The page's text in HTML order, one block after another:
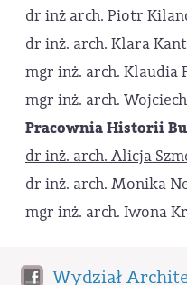
dr inż arch. Piotr
dr inż. arch. Klara
mgr inż. arch. Klaudia
mgr inż. arch.
Pracownia Historii
dr inż. arch. Alicja
dr inż. arch. Monika
mgr inż. arch. Iwona
Wydział